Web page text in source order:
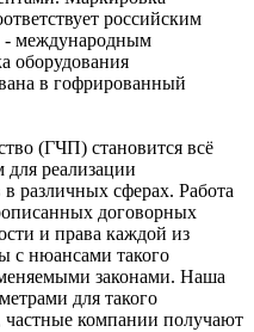
российским
- международным
оборудования
в гофрированный
(ГЧП) становится всё
реализации
различных сферах. Работа
договорных
и права каждой из
с нюансами такого
законами. Наша
для такого
частные компании получают